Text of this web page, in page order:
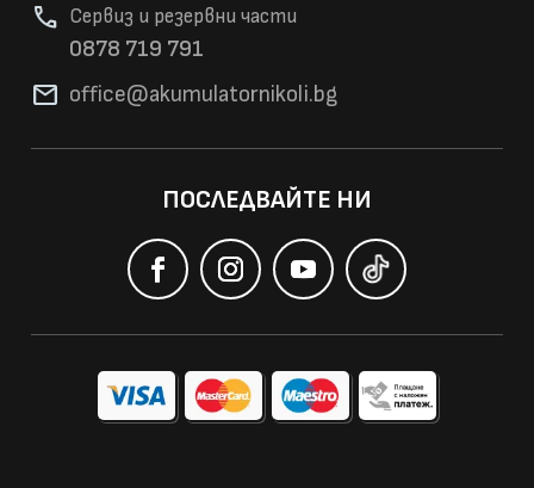
Сервиз и резервни части
phone
0878 719 791
mail office@akumulatornikoli.bg
ПОСЛЕДВАЙТЕ НИ